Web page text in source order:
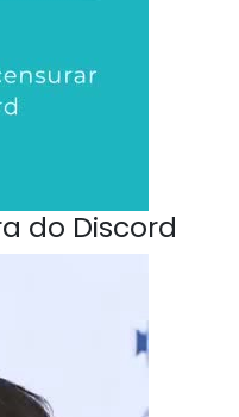
do Discord